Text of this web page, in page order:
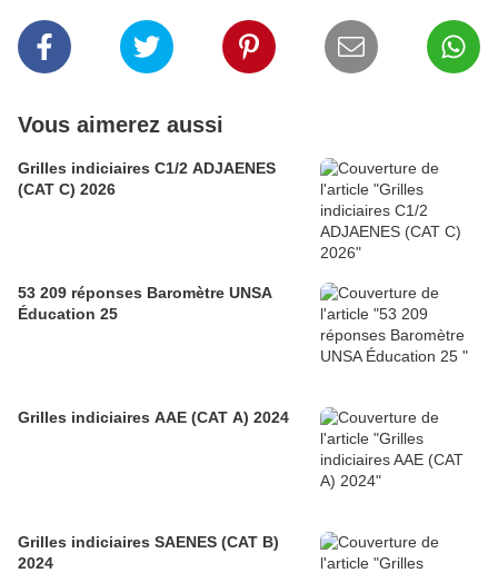
Vous aimerez aussi
Grilles indiciaires C1/2 ADJAENES
(CAT C) 2026
53 209 réponses Baromètre UNSA
Éducation 25
Grilles indiciaires AAE (CAT A) 2024
Grilles indiciaires SAENES (CAT B)
2024